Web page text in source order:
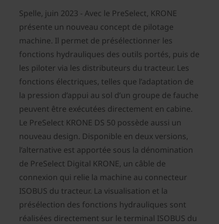
Spelle, juin 2023 - Avec le PreSelect, KRONE
présente un nouveau concept de pilotage
machine. Il permet de présélectionner les
fonctions hydrauliques des outils portés, puis de
les piloter via les distributeurs du tracteur. Les
fonctions électriques, telles que l’adaptation de
la pression d’appui au sol d’un groupe de fauche
peuvent être exécutées directement en cabine.
Le PreSelect KRONE DS 50 possède aussi un
nouveau design. Disponible en deux versions,
l’alternative est apportée sous la dénomination
de PreSelect Digital KRONE, un câble de
connexion qui relie la machine au connecteur
ISOBUS du tracteur. La visualisation et la
présélection des fonctions hydrauliques sont
réalisées directement sur le terminal ISOBUS du